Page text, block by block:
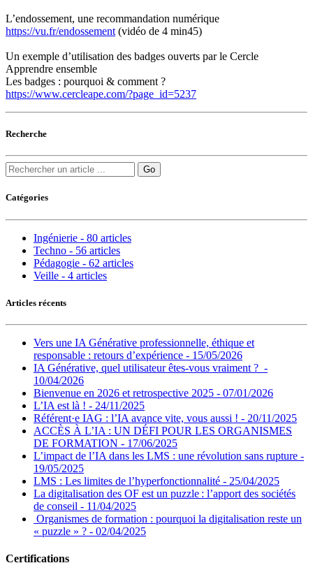
L’endossement, une recommandation numérique
https://vu.fr/endossement (vidéo de 4 min45)
Un exemple d’utilisation des badges ouverts par le Cercle
Apprendre ensemble
Les badges : pourquoi & comment ?
https://www.cercleape.com/?page_id=5237
Recherche
Catégories
Ingénierie - 80 articles
Techno - 56 articles
Pédagogie - 62 articles
Veille - 4 articles
Articles récents
Vers une IA Générative professionnelle, éthique et
responsable : retours d’expérience - 15/05/2026
IA Générative, quel utilisateur êtes-vous vraiment ? -
10/04/2026
Bienvenue en 2026 et retrospective 2025 - 07/01/2026
L’IA est là ! - 24/11/2025
Référent·e IAG : l’IA avance vite, vous aussi ! - 20/11/2025
ACCÈS À L’IA : UN DÉFI POUR LES ORGANISMES
DE FORMATION - 17/06/2025
L’impact de l’IA dans les LMS : une révolution sans rupture -
19/05/2025
LMS : Les limites de l’hyperfonctionnalité - 25/04/2025
La digitalisation des OF est un puzzle : l’apport des sociétés
de conseil - 11/04/2025
Organismes de formation : pourquoi la digitalisation reste un
« puzzle » ? - 02/04/2025
Certifications